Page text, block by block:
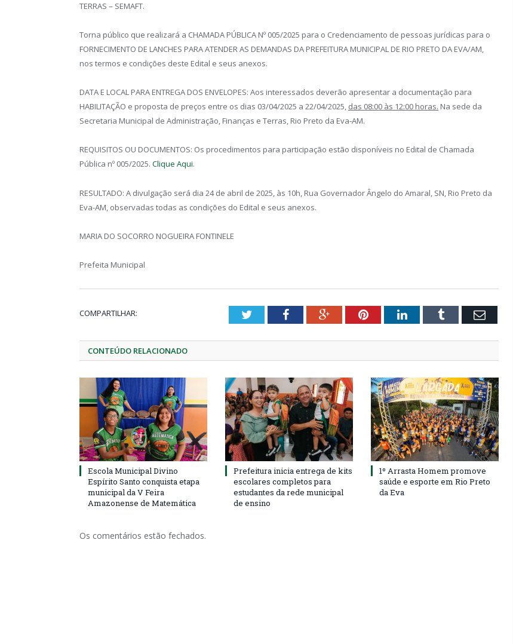
TERRAS – SEMAFT.
Torna público que realizará a CHAMADA PÚBLICA Nº 005/2025 para o Credenciamento de pessoas jurídicas para o
FORNECIMENTO DE LANCHES PARA ATENDER AS DEMANDAS DA PREFEITURA MUNICIPAL DE RIO PRETO DA EVA/AM,
nos termos e condições deste Edital e seus anexos.
DATA E LOCAL PARA ENTREGA DOS ENVELOPES: Aos interessados deverão apresentar a documentação para
HABILITAÇÃO e proposta de preços entre os dias 03/04/2025 a 22/04/2025, das 08:00 às 12:00 horas. Na sede da
Secretaria Municipal de Administração, Finanças e Terras, Rio Preto da Eva-AM.
REQUISITOS OU DOCUMENTOS: Os procedimentos para participação estão disponíveis no Edital de Chamada
Pública nº 005/2025. Clique Aqui.
RESULTADO: A divulgação será dia 24 de abril de 2025, às 10h, Rua Governador Ângelo do Amaral, SN, Rio Preto da
Eva-AM, observadas todas as condições do Edital e seus anexos.
MARIA DO SOCORRO NOGUEIRA FONTINELE
Prefeita Municipal
COMPARTILHAR: TwitterFacebookGoogle+PinterestLinkedInTumblr Email
CONTEÚDO RELACIONADO
Escola Municipal Divino
Espírito Santo conquista etapa
municipal da V Feira
Amazonense de Matemática
Prefeitura inicia entrega de kits
escolares completos para
estudantes da rede municipal
de ensino
1º Arrasta Homem promove
saúde e esporte em Rio Preto
da Eva
Os comentários estão fechados.